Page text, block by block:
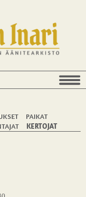
PAIKAT
KERTOJAT